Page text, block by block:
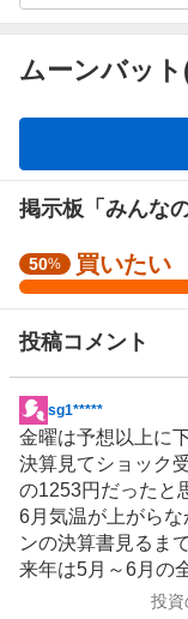
ムーンバッ
板
掲示板「みんな
強
く
い
い
5
0
%
、
買
い
た
50% 買いたい
投稿コメント
掲
示
板
記
事
sg1*****
金曜は予想以上に
決算見てショック
の1253円だったと
6月気温が上がら
ンの決算書見るま
来年は5月～6月の
投資